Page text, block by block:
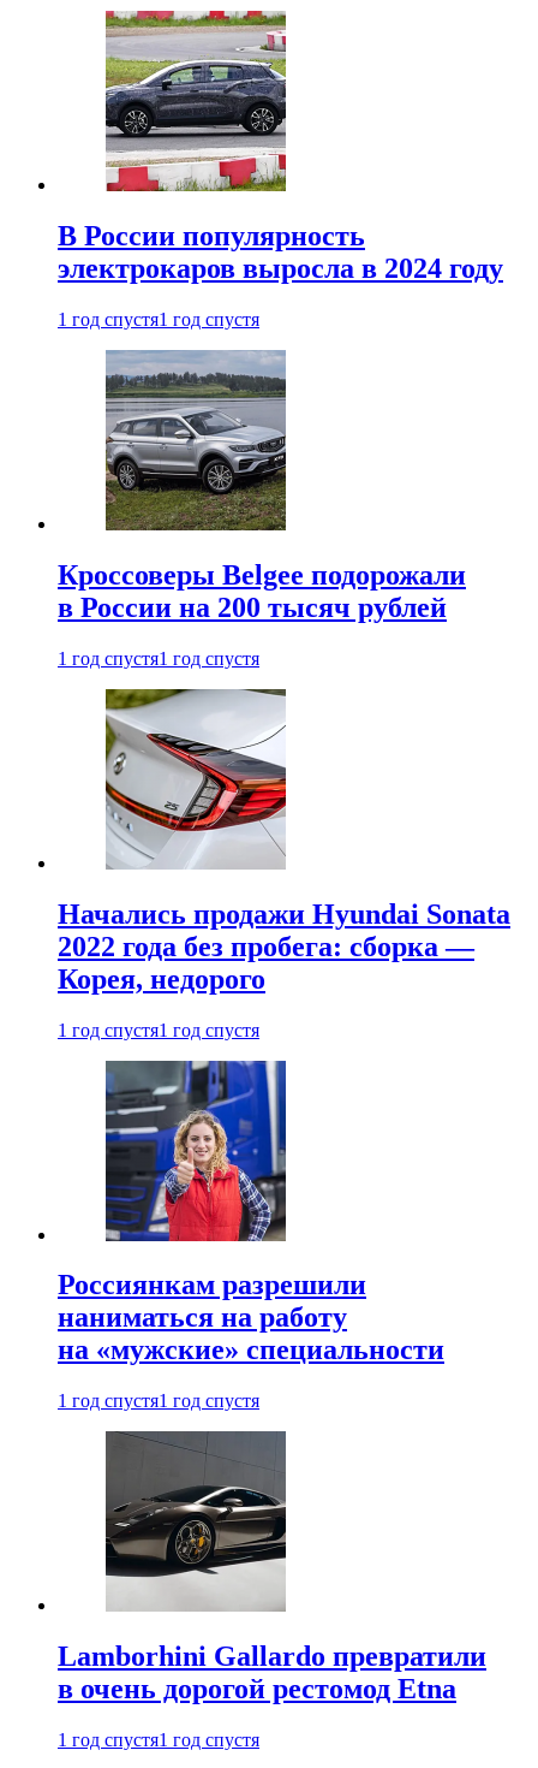
В России популярность
электрокаров выросла в 2024 году
1 год спустя1 год спустя
Кроссоверы Belgee подорожали
в России на 200 тысяч рублей
1 год спустя1 год спустя
Начались продажи Hyundai Sonata
2022 года без пробега: сборка —
Корея, недорого
1 год спустя1 год спустя
Россиянкам разрешили
наниматься на работу
на «мужские» специальности
1 год спустя1 год спустя
Lamborhini Gallardo превратили
в очень дорогой рестомод Etna
1 год спустя1 год спустя